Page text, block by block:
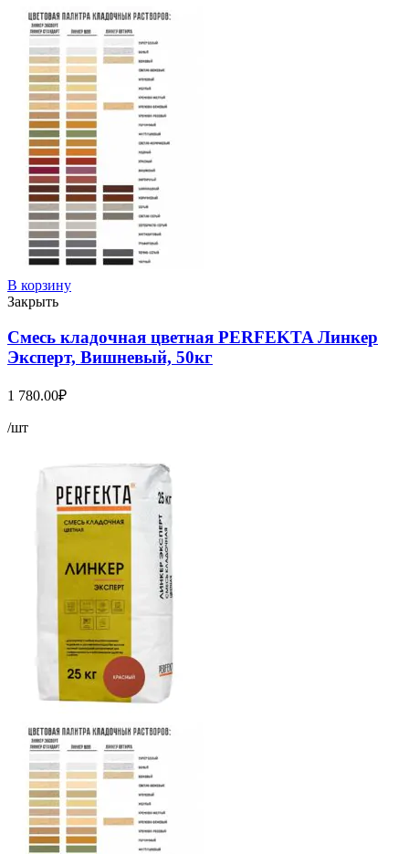
В корзину
Закрыть
Смесь кладочная цветная PERFEKTA Линкер
Эксперт, Вишневый, 50кг
1 780.00₽
/шт